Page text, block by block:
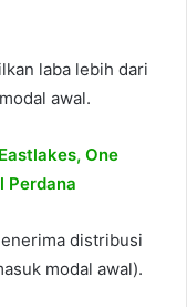
laba lebih dari
awal.
One
Perdana
distribusi
modal awal).